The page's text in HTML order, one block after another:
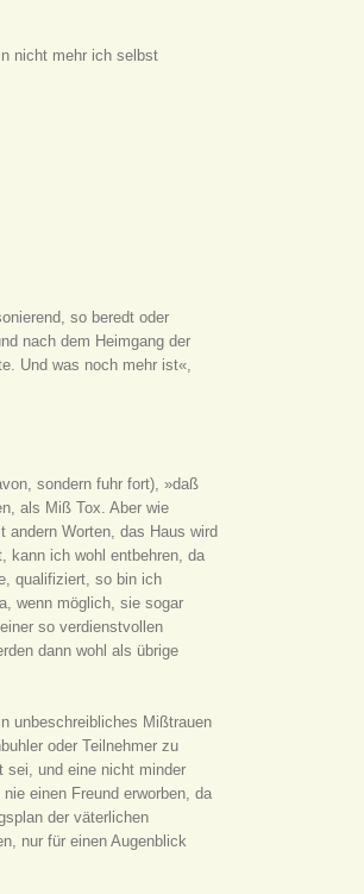
nicht mehr ich selbst
so beredt oder
nach dem Heimgang der
Und was noch mehr ist«,
sondern fuhr fort), »daß
als Miß Tox. Aber wie
Worten, das Haus wird
kann ich wohl entbehren, da
qualifiziert, so bin ich
wenn möglich, sie sogar
so verdienstvollen
dann wohl als übrige
unbeschreibliches Mißtrauen
oder Teilnehmer zu
sei, und eine nicht minder
einen Freund erworben, da
der väterlichen
nur für einen Augenblick